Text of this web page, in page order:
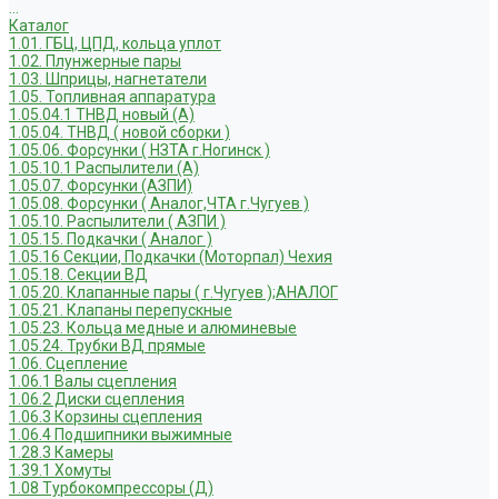
Каталог
1.01. ГБЦ, ЦПД, кольца уплот
1.02. Плунжерные пары
1.03. Шприцы, нагнетатели
1.05. Топливная аппаратура
1.05.04.1 ТНВД новый (А)
1.05.04. ТНВД ( новой сборки )
1.05.06. Форсунки ( НЗТА г.Ногинск )
1.05.10.1 Распылители (А)
1.05.07. Форсунки (АЗПИ)
1.05.08. Форсунки ( Аналог,ЧТА г.Чугуев )
1.05.10. Распылители ( АЗПИ )
1.05.15. Подкачки ( Аналог )
1.05.16 Секции, Подкачки (Моторпал) Чехия
1.05.18. Секции ВД
1.05.20. Клапанные пары ( г.Чугуев );АНАЛОГ
1.05.21. Клапаны перепускные
1.05.23. Кольца медные и алюминевые
1.05.24. Трубки ВД прямые
1.06. Сцепление
1.06.1 Валы сцепления
1.06.2 Диски сцепления
1.06.3 Корзины сцепления
1.06.4 Подшипники выжимные
1.28.3 Камеры
1.39.1 Хомуты
1.08 Турбокомпрессоры (Д)